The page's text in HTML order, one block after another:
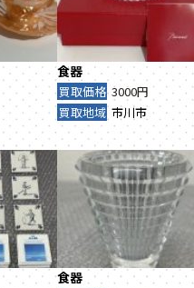
食器
買取価格 3000円
買取地域 市川市
食器